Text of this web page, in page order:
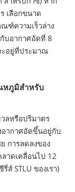
เลือกขนาด
ฑ์ความเร็วล่าง
บอากาศอัดที่ 8
ะอยู่ที่ประมาณ
หภูมิสำหรับ
ลหรือปริมาตร
ากาศอัดขึ้นอยู่กับ
การลดลงของ
าดเคลื่อนไป 12
ส์ STLU ของเรา)